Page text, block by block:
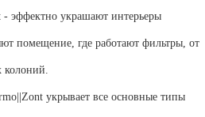
- эффектно украшают интерьеры
помещение, где работают фильтры, от
колоний.
Zont укрывает все основные типы